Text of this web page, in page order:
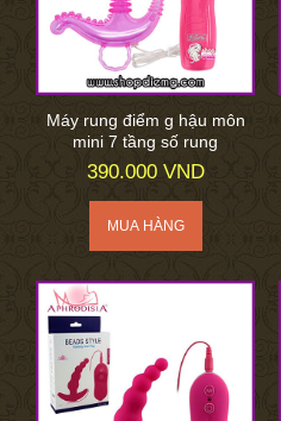
Máy rung điểm g hậu môn
mini 7 tầng số rung
390.000 VND